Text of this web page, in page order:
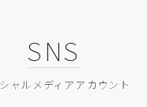
SNS
ャルメディアアカウント